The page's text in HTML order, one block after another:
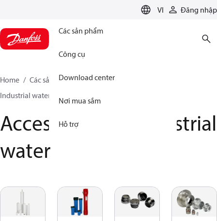
VI Đăng nhập
Các sản phẩm
Công cụ
Download center
Nơi mua sắm
Hỗ trợ
Home Các sản phẩm
High pressure pumps
Industrial water
Accessories for industrial water
Accessories for industrial
water